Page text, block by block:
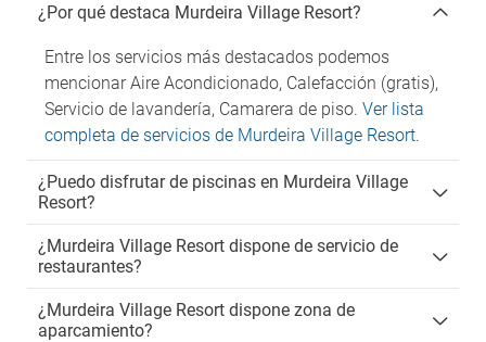
¿Por qué destaca Murdeira Village Resort?
Entre los servicios más destacados podemos
mencionar Aire Acondicionado, Calefacción (gratis),
Servicio de lavandería, Camarera de piso. Ver lista
completa de servicios de Murdeira Village Resort.
¿Puedo disfrutar de piscinas en Murdeira Village
Resort?
¿Murdeira Village Resort dispone de servicio de
restaurantes?
¿Murdeira Village Resort dispone zona de
aparcamiento?